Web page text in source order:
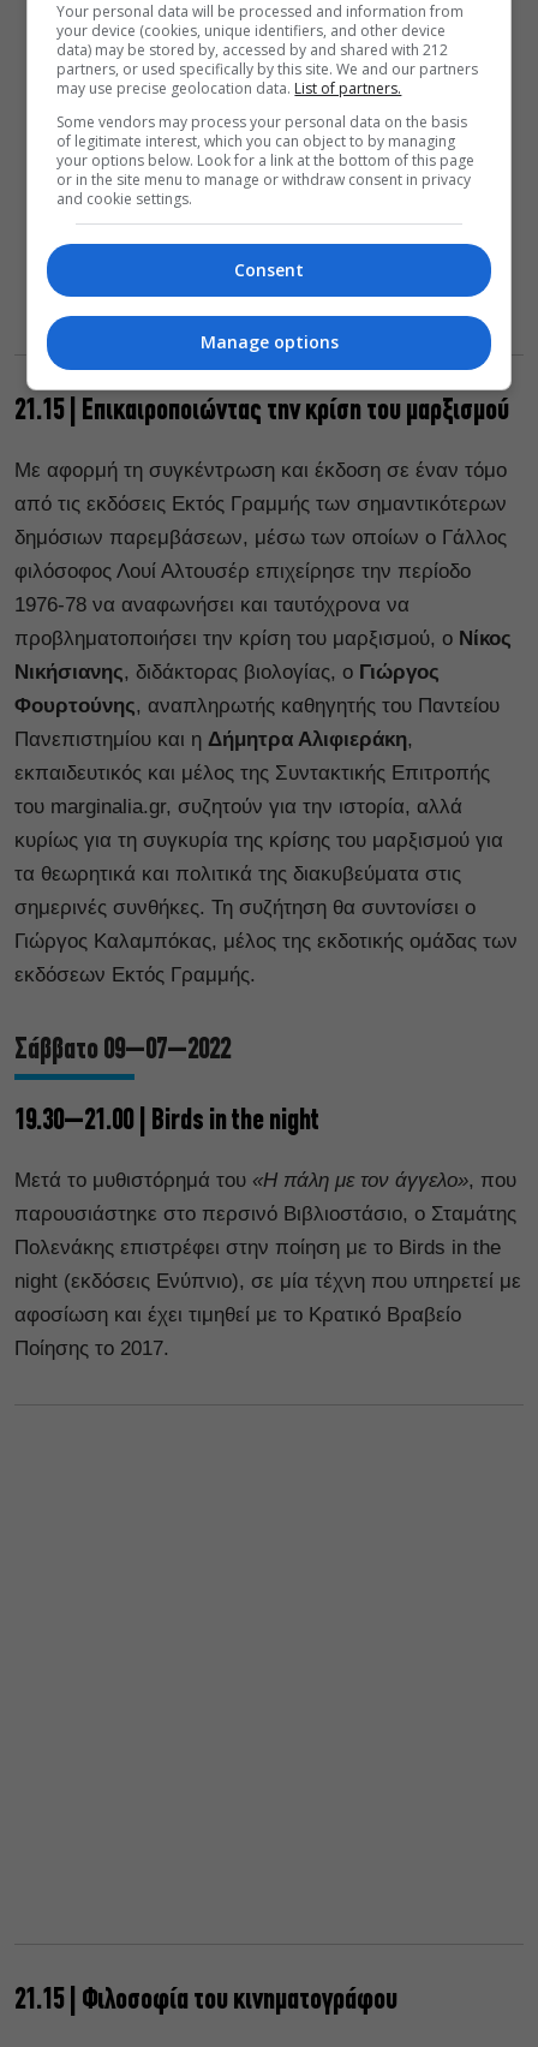
21.15 | Επικαιροποιώντας την κρίση του μαρξισμού
Με αφορμή τη συγκέντρωση και έκδοση σε έναν τόμο
από τις εκδόσεις Εκτός Γραμμής των σημαντικότερων
δημόσιων παρεμβάσεων, μέσω των οποίων ο Γάλλος
φιλόσοφος Λουί Αλτουσέρ επιχείρησε την περίοδο
1976-78 να αναφωνήσει και ταυτόχρονα να
προβληματοποιήσει την κρίση του μαρξισμού, ο Νίκος
Νικήσιανης, διδάκτορας βιολογίας, ο Γιώργος
Φουρτούνης, αναπληρωτής καθηγητής του Παντείου
Πανεπιστημίου και η Δήμητρα Αλιφιεράκη,
εκπαιδευτικός και μέλος της Συντακτικής Επιτροπής
του marginalia.gr, συζητούν για την ιστορία, αλλά
κυρίως για τη συγκυρία της κρίσης του μαρξισμού για
τα θεωρητικά και πολιτικά της διακυβεύματα στις
σημερινές συνθήκες. Τη συζήτηση θα συντονίσει ο
Γιώργος Καλαμπόκας, μέλος της εκδοτικής ομάδας των
εκδόσεων Εκτός Γραμμής.
Σάββατο 09–07–2022
19.30–21.00 | Birds in the night
Μετά το μυθιστόρημά του «Η πάλη με τον άγγελο», που
παρουσιάστηκε στο περσινό Βιβλιοστάσιο, ο Σταμάτης
Πολενάκης επιστρέφει στην ποίηση με το Birds in the
night (εκδόσεις Ενύπνιο), σε μία τέχνη που υπηρετεί με
αφοσίωση και έχει τιμηθεί με το Κρατικό Βραβείο
Ποίησης το 2017.
21.15 | Φιλοσοφία του κινηματογράφου
Your personal data will be processed and information from
your device (cookies, unique identifiers, and other device
data) may be stored by, accessed by and shared with 212
partners, or used specifically by this site. We and our partners
may use precise geolocation data. List of partners.
Some vendors may process your personal data on the basis
of legitimate interest, which you can object to by managing
your options below. Look for a link at the bottom of this page
or in the site menu to manage or withdraw consent in privacy
and cookie settings.
Consent
Manage options